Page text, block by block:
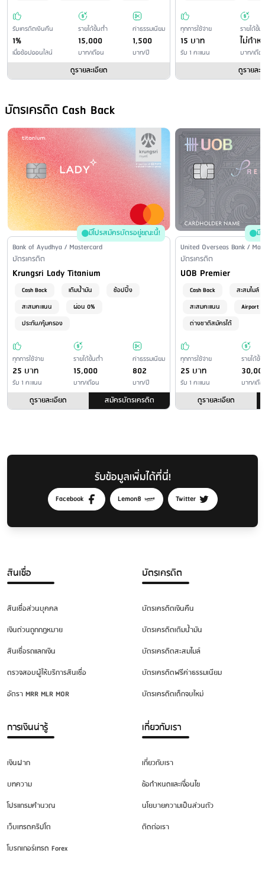
บาท/ รายการ เขตต่างจังหวัด - เคาน์เตอร์เซอร์วิส (ไม่เกิน 30,000 บาท/
รายการ) : 20 บาท/รายการ
ชำระผ่านระบบโทรศัพท์อัตโนมัติ
: ไม่มีบริการ
ชำระโดยเช็คหรือธนาณัติทางไปรษณีย์: ไม่มีบริการ
รับเครดิตเงินคืน
1%
เมื่อช้อปออนไลน์
รายได้ขั้นต่ำ
15,000
บาท/เดือน
ค่าธรรมเนียม
1,500
บาท/ปี
ดูรายละเอียด
ทุกการใช้จ่าย
15 บาท
รับ 1 คะแนน
รายได้ขั้น
ไม่กำ
บาท/เดือ
ดูรายละ
บัตรเครดิต Cash Back
มีโปรสมัครบัตรอยู่ขณะนี้!
Issuer Name / Credit Card Type
Bank of Ayudhya / Mastercard
Financial Product Type
บัตรเครดิต
Credit Card Name
Krungsri Lady Titanium
Cash Back เติมน้ำมัน
ช้อปปิ้ง
สะสมคะแนน
ผ่อน 0%
ประกัน/คุ้มครอง
ทุกการใช้จ่าย
25 บาท
รับ 1 คะแนน
รายได้ขั้นต่ำ
15,000
บาท/เดือน
ค่าธรรมเนียม
802
บาท/ปี
ดูรายละเอียด สมัครบัตรเครดิต
มี
Issuer Name / Credit
United Overseas Bank /
Financial Product Type
บัตรเครดิต
Credit Card Name
UOB Premier
Cash Back
สะสมไมล์
สะสมคะแนน
Airport
ต่างชาติสมัครได้
ทุกการใช้จ่าย
25 บาท
รับ 1 คะแนน
รายได้ขั้
บาท/เดื
ดูรายละเอียด
รับข้อมูลเพิ่มได้ที่นี่!
Facebook Lemon8 Twitter
สินเชื่อ
สินเชื่อส่วนบุคคล
เงินด่วนถูกกฎหมาย
สินเชื่อรถแลกเงิน
ตรวจสอบผู้ให้บริการสินเชื่อ
อัตรา MRR MLR MOR
บัตรเครดิต
บัตรเครดิตเงินคืน
บัตรเครดิตเติมน้ำมัน
บัตรเครดิตสะสมไมล์
บัตรเครดิตฟรีค่าธรรมเนียม
บัตรเครดิตเด็กจบใหม่
การเงินน่ารู้
เงินฝาก
บทความ
โปรแกรมคำนวณ
เว็บเทรดคริปโต
โบรกเกอร์เทรด Forex
เกี่ยวกับเรา
เกี่ยวกับเรา
ข้อกำหนดและเงื่อนไข
นโยบายความเป็นส่วนตัว
ติดต่อเรา